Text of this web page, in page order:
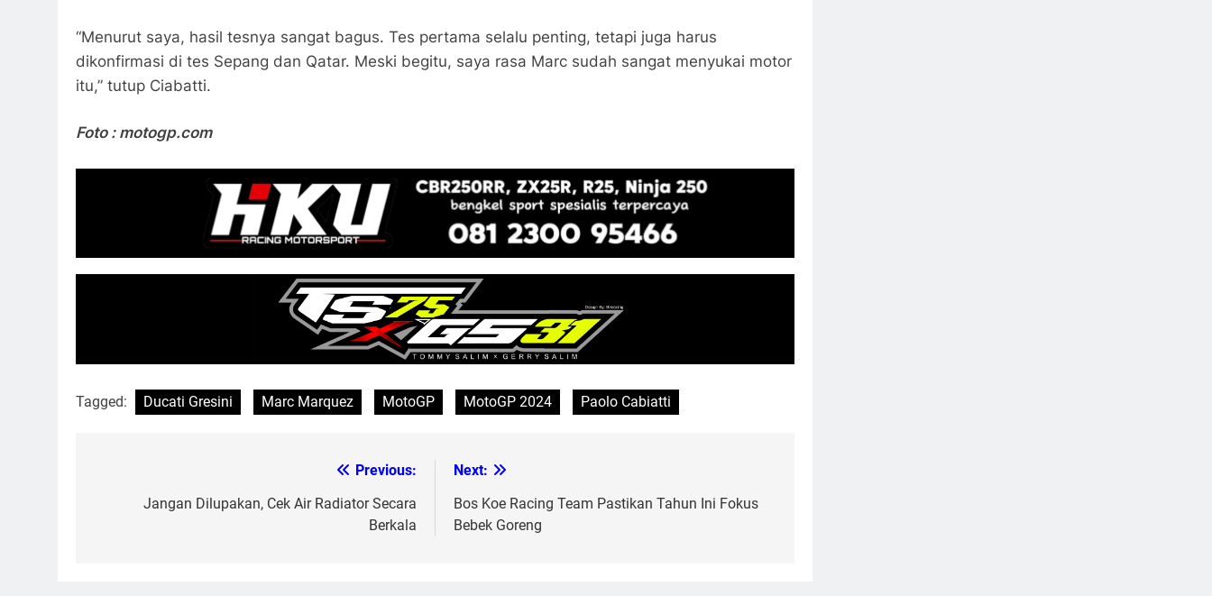
“Menurut saya, hasil tesnya sangat bagus. Tes pertama selalu penting, tetapi juga harus
dikonfirmasi di tes Sepang dan Qatar. Meski begitu, saya rasa Marc sudah sangat menyukai motor
itu,” tutup Ciabatti.
Foto : motogp.com
Tagged: Ducati Gresini Marc Marquez MotoGP MotoGP 2024 Paolo Cabiatti
navigation
Previous:
Jangan Dilupakan, Cek Air Radiator Secara
Berkala
Next:
Bos Koe Racing Team Pastikan Tahun Ini Fokus
Bebek Goreng